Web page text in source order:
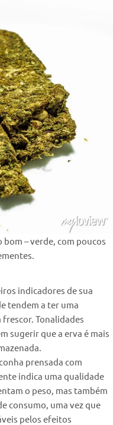
– verde, com poucos
indicadores de sua
tendem a ter uma
Tonalidades
sugerir que a erva é mais
prensada com
indica uma qualidade
o peso, mas também
consumo, uma vez que
pelos efeitos